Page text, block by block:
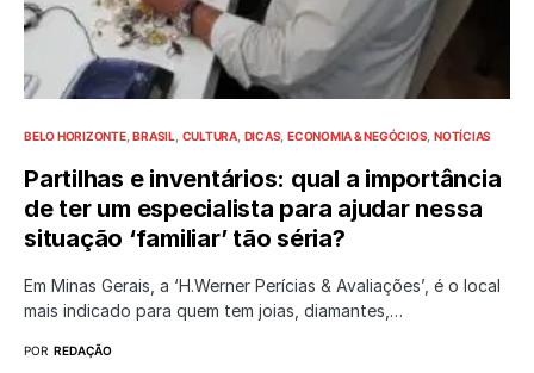
BELO HORIZONTE BRASIL CULTURA DICAS ECONOMIA & NEGÓCIOS NOTÍCIAS
Partilhas e inventários: qual a importância
de ter um especialista para ajudar nessa
situação ‘familiar’ tão séria?
Em Minas Gerais, a ‘H.Werner Perícias & Avaliações’, é o local
mais indicado para quem tem joias, diamantes,…
POR REDAÇÃO